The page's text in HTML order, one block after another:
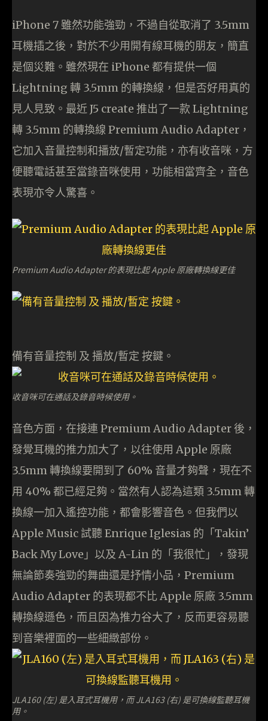
iPhone 7 雖然功能強勁，不過自從取消了 3.5mm
耳機插之後，對於不少用開有線耳機的朋友，簡直
是個災難。雖然現在 iPhone 都有提供一個
Lightning 轉 3.5mm 的轉換線，但是否好用真的
見人見致。最近 J5 create 推出了一款 Lightning
轉 3.5mm 的轉換線 Premium Audio Adapter，
它加入音量控制和播放/暫定功能，亦有收音咪，方
便聽電話甚至當錄音咪使用，功能相當齊全，音色
表現亦令人驚喜。
Premium Audio Adapter 的表現比起 Apple 原廠轉換線更佳
備有音量控制 及 播放/暫定 按鍵。
收音咪可在通話及錄音時候使用。
音色方面，在接連 Premium Audio Adapter 後，
發覺耳機的推力加大了，以往使用 Apple 原廠
3.5mm 轉換線要開到了 60% 音量才夠聲，現在不
用 40% 都已經足夠。當然有人認為這類 3.5mm 轉
換線一加入遙控功能，都會影響音色。但我們以
Apple Music 試聽 Enrique Iglesias 的「Takin’
Back My Love」以及 A-Lin 的「我很忙」，發現
無論節奏強勁的舞曲還是抒情小品，Premium
Audio Adapter 的表現都不比 Apple 原廠 3.5mm
轉換線遜色，而且因為推力谷大了，反而更容易聽
到音樂裡面的一些細緻部份。
JLA160 (左) 是入耳式耳機用，而 JLA163 (右) 是可換線監聽耳機
用。